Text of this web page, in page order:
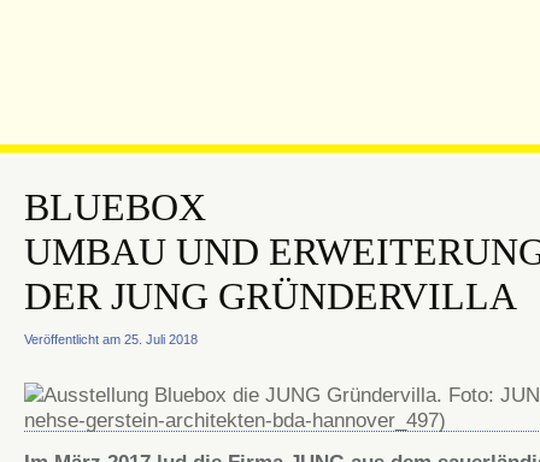
BLUEBOX
UMBAU UND
DER JUNG GRÜNDERVILLA
Veröffentlicht am 25. Juli 2018